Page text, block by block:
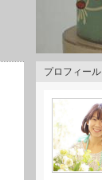
プロフィール